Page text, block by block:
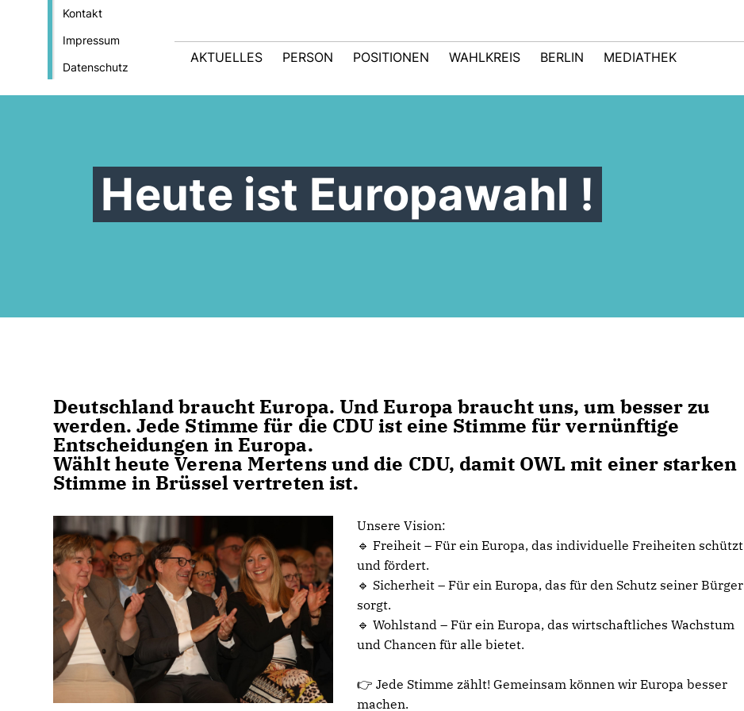
Kontakt
Impressum
Datenschutz
AKTUELLES PERSON POSITIONEN WAHLKREIS BERLIN MEDIATHEK
Heute ist Europawahl !
Deutschland braucht Europa. Und Europa braucht uns, um besser zu
werden. Jede Stimme für die CDU ist eine Stimme für vernünftige
Entscheidungen in Europa.
Wählt heute Verena Mertens und die CDU, damit OWL mit einer starken
Stimme in Brüssel vertreten ist.
Unsere Vision:
🔹 Freiheit – Für ein Europa, das individuelle Freiheiten schützt
und fördert.
🔹 Sicherheit – Für ein Europa, das für den Schutz seiner Bürger
sorgt.
🔹 Wohlstand – Für ein Europa, das wirtschaftliches Wachstum
und Chancen für alle bietet.
👉 Jede Stimme zählt! Gemeinsam können wir Europa besser
machen.